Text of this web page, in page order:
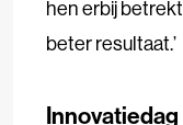
hen erbij
beter resultaat.’